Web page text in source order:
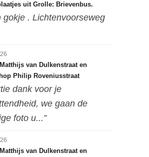
uit Grolle: Brievenbus.
gokje . Lichtenvoorseweg
van Dulkenstraat en
Philip Roveniusstraat
dank voor je
we gaan de
foto u...”
van Dulkenstraat en